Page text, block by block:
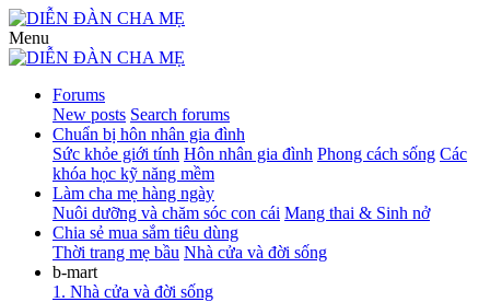
Menu
Forums
New posts Search forums
Chuẩn bị hôn nhân gia đình
Sức khỏe giới tính Hôn nhân gia đình Phong cách sống Các
khóa học kỹ năng mềm
Làm cha mẹ hàng ngày
Nuôi dưỡng và chăm sóc con cái Mang thai & Sinh nở
Chia sẻ mua sắm tiêu dùng
Thời trang mẹ bầu Nhà cửa và đời sống
b-mart
1. Nhà cửa và đời sống